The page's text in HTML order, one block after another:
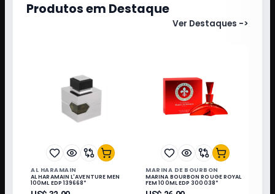
Produtos em Destaque
Ver Destaques ->
AL HARAMAIN
AL HARAMAIN L'AVENTURE MEN
100ML EDP 139668*
MARINA DE BOURBON
MARINA BOURBON ROUGE ROYAL
FEM 100ML EDP 300038*